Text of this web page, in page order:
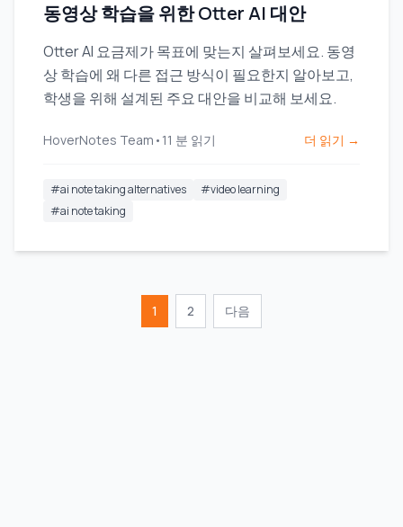
동영상 학습을 위한 Otter AI 대안
Otter AI 요금제가 목표에 맞는지 살펴보세요. 동영
상 학습에 왜 다른 접근 방식이 필요한지 알아보고,
학생을 위해 설계된 주요 대안을 비교해 보세요.
HoverNotes Team • 11 분 읽기 더 읽기 →
#ai note taking alternatives #video learning
#ai note taking
1 2 다음